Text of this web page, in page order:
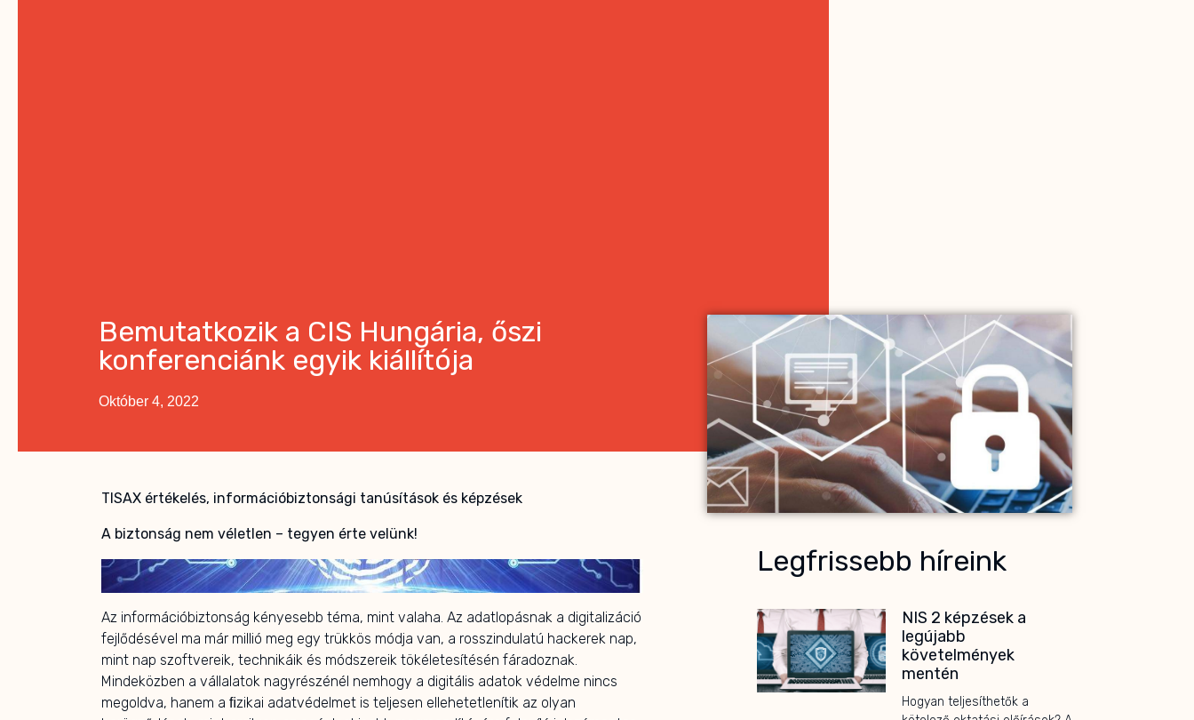
Bemutatkozik a CIS Hungária, őszi
konferenciánk egyik kiállítója
Október 4, 2022
TISAX értékelés, információbiztonsági tanúsítások és képzések
A biztonság nem véletlen – tegyen érte velünk!
Az információbiztonság kényesebb téma, mint valaha. Az adatlopásnak a digitalizáció
fejlődésével ma már millió meg egy trükkös módja van, a rosszindulatú hackerek nap,
mint nap szoftvereik, technikáik és módszereik tökéletesítésén fáradoznak.
Mindeközben a vállalatok nagyrészénél nemhogy a digitális adatok védelme nincs
megoldva, hanem a ﬁzikai adatvédelmet is teljesen ellehetetlenítik az olyan
Legfrissebb híreink
NIS 2 képzések a
legújabb
követelmények
mentén
Hogyan teljesíthetők a